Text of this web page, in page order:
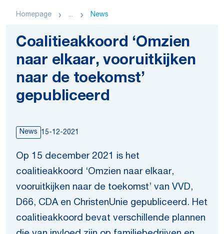
Homepage ... News
Coalitieakkoord ‘Omzien
naar elkaar, vooruitkijken
naar de toekomst’
gepubliceerd
News 15-12-2021
Op 15 december 2021 is het
coalitieakkoord ‘Omzien naar elkaar,
vooruitkijken naar de toekomst’ van VVD,
D66, CDA en ChristenUnie gepubliceerd. Het
coalitieakkoord bevat verschillende plannen